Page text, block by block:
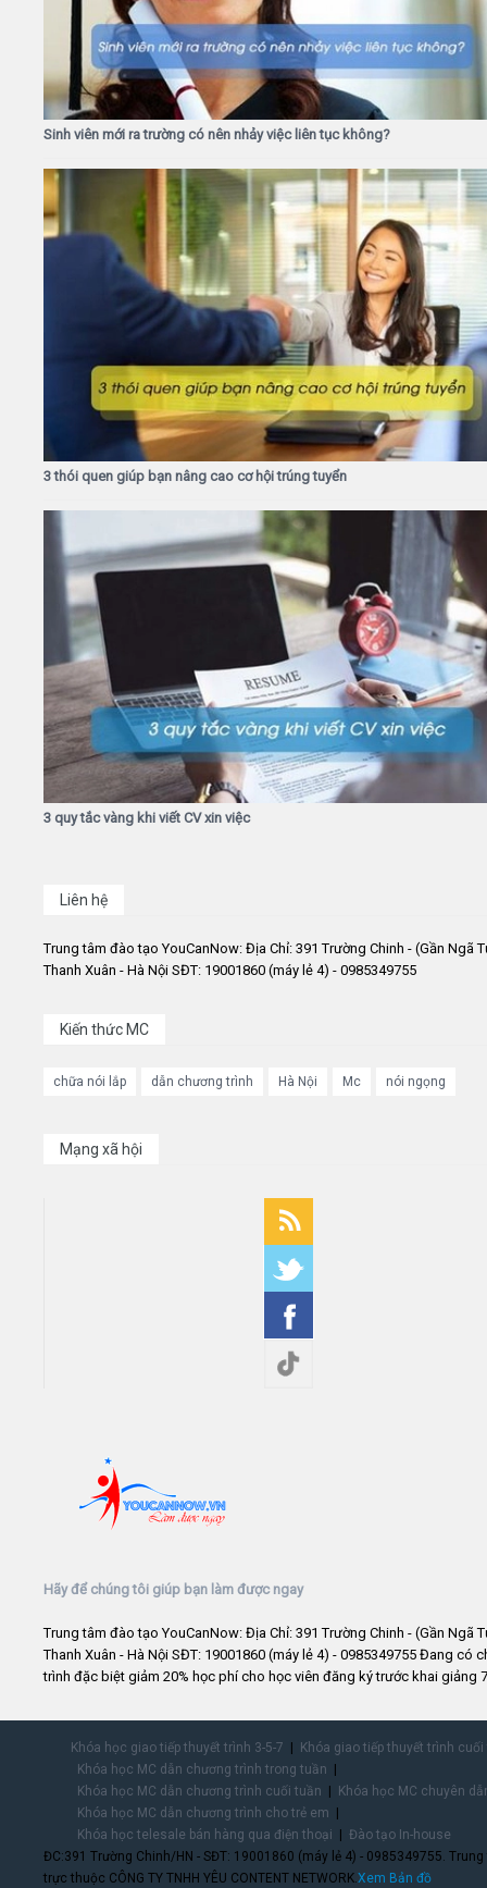
Sinh viên mới ra trường có nên nhảy việc liên tục không?
3 thói quen giúp bạn nâng cao cơ hội trúng tuyển
3 quy tắc vàng khi viết CV xin việc
Liên hệ
Trung tâm đào tạo YouCanNow: Địa Chỉ: 391 Trường Chinh - (Gần Ngã
Thanh Xuân - Hà Nội SĐT: 19001860 (máy lẻ 4) - 0985349755
Kiến thức MC
chữa nói lắp dẫn chương trình Hà Nội Mc nói ngọng
Mạng xã hội
Hãy để chúng tôi giúp bạn làm được ngay
Trung tâm đào tạo YouCanNow: Địa Chỉ: 391 Trường Chinh - (Gần Ngã
Thanh Xuân - Hà Nội SĐT: 19001860 (máy lẻ 4) - 0985349755 Đang có
trình đặc biệt giảm 20% học phí cho học viên đăng ký trước khai giảng
Khóa học giao tiếp thuyết trình 3-5-7
Khóa giao tiếp thuyết trình
Khóa học MC dẫn chương trình trong tuần
Khóa học MC dẫn chương trình cuối tuần
Khóa học MC chuyên
Khóa học MC dẫn chương trình cho trẻ em
Khóa học telesale bán hàng qua điện thoại
Đào tạo In-house
ĐC:391 Trường Chinh/HN - SĐT: 19001860 (máy lẻ 4) - 0985349755.
trực thuộc CÔNG TY TNHH YÊU CONTENT NETWORK.Xem Bản đồ